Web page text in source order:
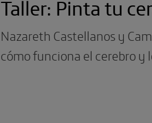
Taller: Pinta tu
Nazareth Castellanos y
cómo funciona el cerebro y